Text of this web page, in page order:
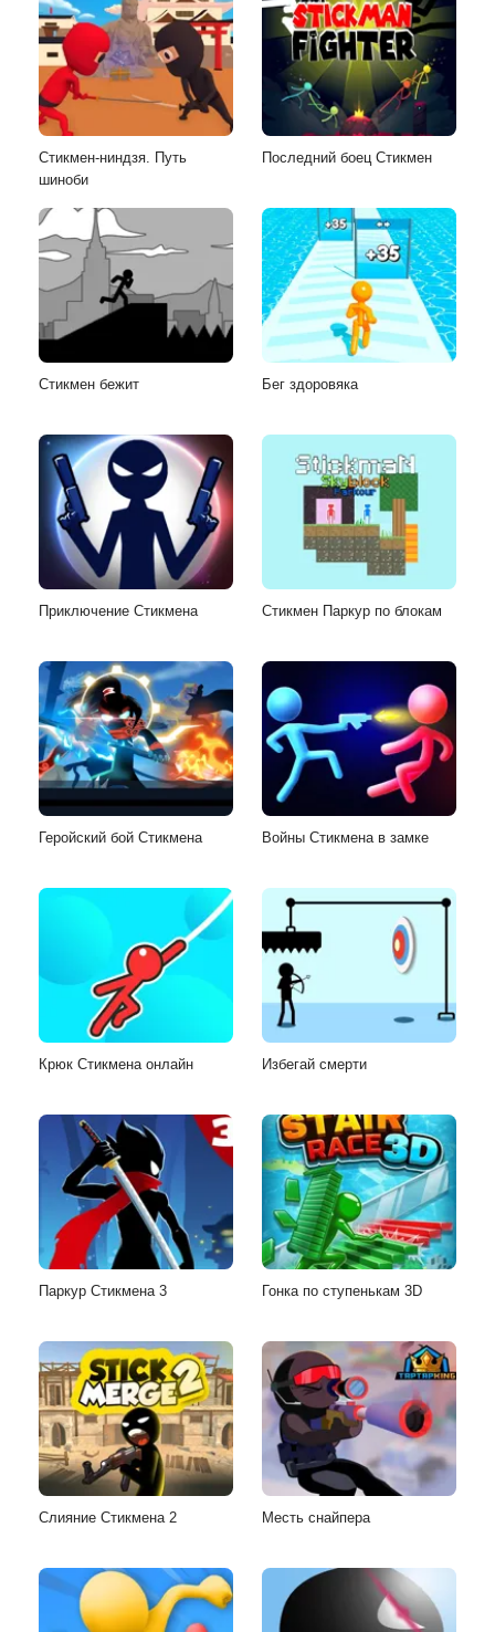
Стикмен-ниндзя. Путь
шиноби
Последний боец Стикмен
Стикмен бежит Бег здоровяка
Приключение Стикмена Стикмен Паркур по блокам
Геройский бой Стикмена Войны Стикмена в замке
Крюк Стикмена онлайн Избегай смерти
Паркур Стикмена 3 Гонка по ступенькам 3D
Слияние Стикмена 2 Месть снайпера